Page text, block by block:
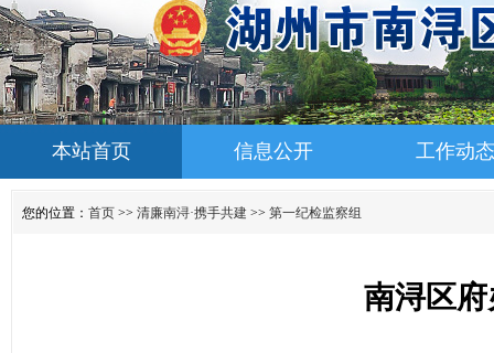
本站首页 信息公开 工作动态
您的位置： 首页 >> 清廉南浔·携手共建 >> 第一纪检监察组
南浔区